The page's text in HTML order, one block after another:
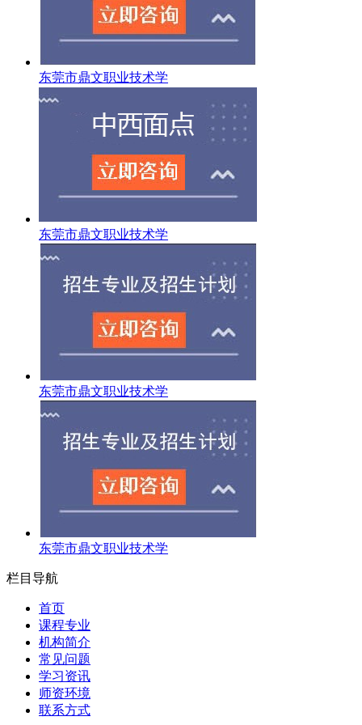
东莞市鼎文职业技术学
东莞市鼎文职业技术学
东莞市鼎文职业技术学
东莞市鼎文职业技术学
栏目导航
首页
课程专业
机构简介
常见问题
学习资讯
师资环境
联系方式